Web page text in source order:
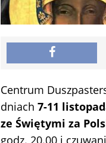
Centrum
dniach 7-11
ze Świętymi za
godz. 20.00 i